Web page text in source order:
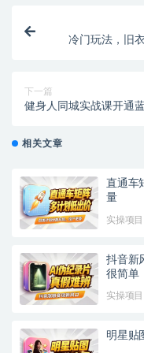
冷门玩法，旧
下一篇
健身人同城实战课开通
相关文章
直通车
量
实操项目
抖音新
很简单
实操项目
明星贴